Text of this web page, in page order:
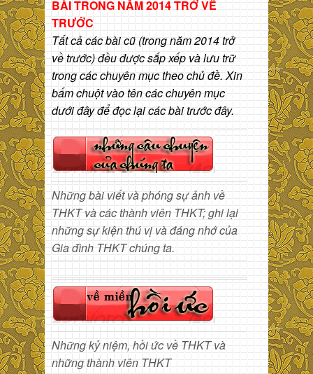
BÀITRONG NĂM 2014 TRỞ VỀ
TRƯỚC
Tất cả các bài cũ (trong năm 2014 trở
về trước) đều được sắp xếp và lưu trữ
trong các chuyên mục theo chủ đề. Xin
bấm chuột vào tên các chuyên mục
dưới đây để đọc lại các bài trước đây.
Những bài viết và phóng sự ảnh về
THKT và các thành viên THKT; ghi lại
những sự kiện thú vị và đáng nhớ của
Gia đình THKT chúng ta.
Những kỷ niệm, hồi ức về THKT và
những thành viên THKT